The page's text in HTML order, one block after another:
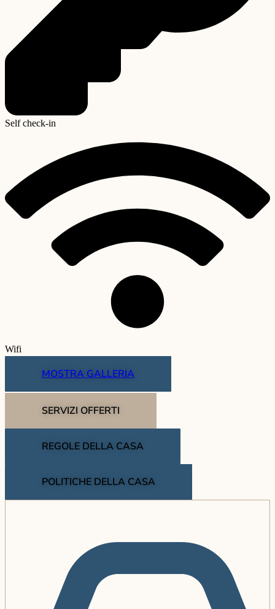
Self check-in
Wifi
MOSTRA GALLERIA
SERVIZI OFFERTI
REGOLE DELLA CASA
POLITICHE DELLA CASA